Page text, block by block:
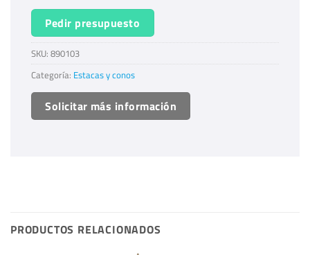
Pedir presupuesto
SKU: 890103
Categoría: Estacas y conos
Solicitar más información
PRODUCTOS RELACIONADOS